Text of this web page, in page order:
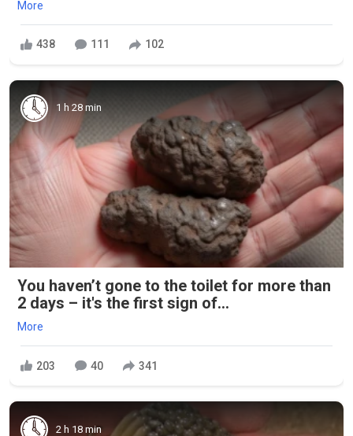
More
438 111 102
1 h 28 min
You haven’t gone to the toilet for more than
2 days – it's the first sign of...
More
203 40 341
2 h 18 min